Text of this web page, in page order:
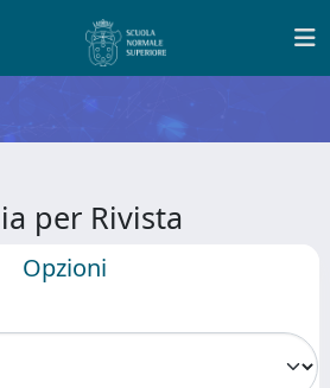
per Rivista
Opzioni